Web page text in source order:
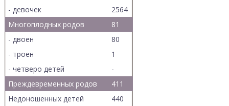
- девочек
2564
Многоплодных родов
81
- двоен
80
- троен
1
- четверо детей
-
Преждевременных родов
411
Недоношенных детей
440